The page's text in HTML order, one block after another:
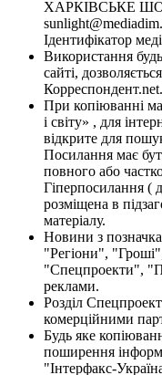
ХАРКІВСЬКЕ
Ідентифікатор
Використання
сайті,
Корреспондент.net.
При копіюванні
і світу» , для
відкрите для
Посилання має
повного або
Гіперпосилання (
розміщена в
матеріалу.
Новини з
"Регіони",
"Спецпроекти",
реклами.
Розділ
комерційними
Будь яке
поширення
"Інтерфакс-